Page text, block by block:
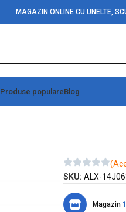
MAGAZIN ONLINE CU UNELTE,
Produse populareBlog
SKU: ALX-
Magazin